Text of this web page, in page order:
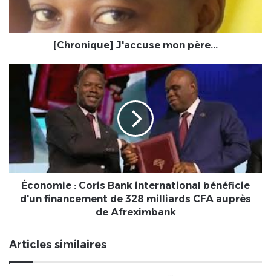
[Chronique] J'accuse mon père...
Économie
international
bénéficie
financement
de
milliards
Afreximbank
Économie : Coris Bank international bénéficie
d'un financement de 328 milliards CFA auprès
de Afreximbank
Articles similaires